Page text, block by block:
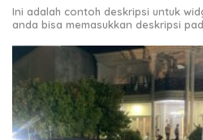
Ini adalah contoh deskripsi untuk
anda bisa memasukkan deskripsi